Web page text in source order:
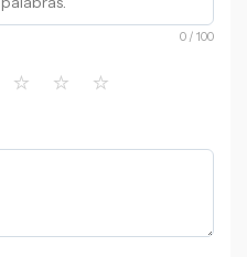
0 / 100
⭐ ⭐ ⭐